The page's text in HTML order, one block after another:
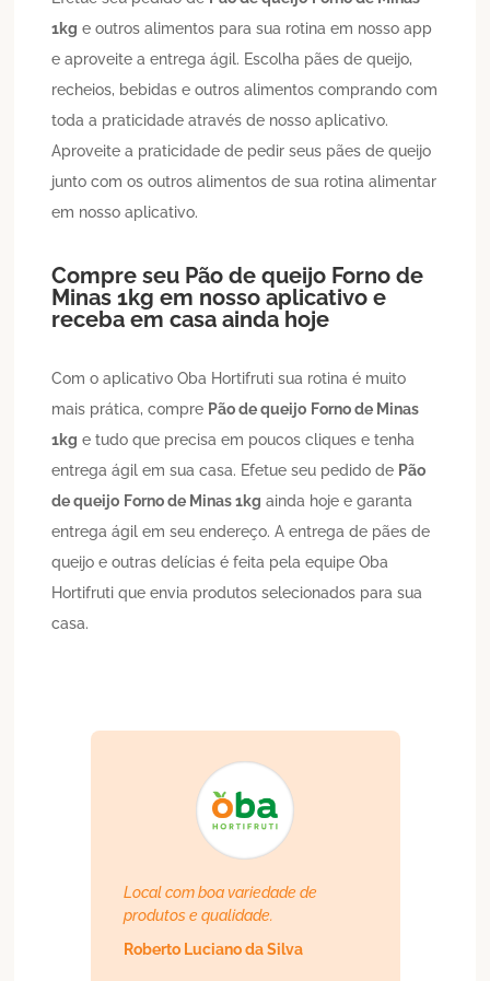
1kg e outros alimentos para sua rotina em nosso app
e aproveite a entrega ágil. Escolha pães de queijo,
recheios, bebidas e outros alimentos comprando com
toda a praticidade através de nosso aplicativo.
Aproveite a praticidade de pedir seus pães de queijo
junto com os outros alimentos de sua rotina alimentar
em nosso aplicativo.
Compre seu Pão de queijo Forno de
Minas 1kg em nosso aplicativo e
receba em casa ainda hoje
Com o aplicativo Oba Hortifruti sua rotina é muito
mais prática, compre Pão de queijo Forno de Minas
1kg e tudo que precisa em poucos cliques e tenha
entrega ágil em sua casa. Efetue seu pedido de Pão
de queijo Forno de Minas 1kg ainda hoje e garanta
entrega ágil em seu endereço. A entrega de pães de
queijo e outras delícias é feita pela equipe Oba
Hortifruti que envia produtos selecionados para sua
casa.
Local com boa variedade de
produtos e qualidade.
Roberto Luciano da Silva